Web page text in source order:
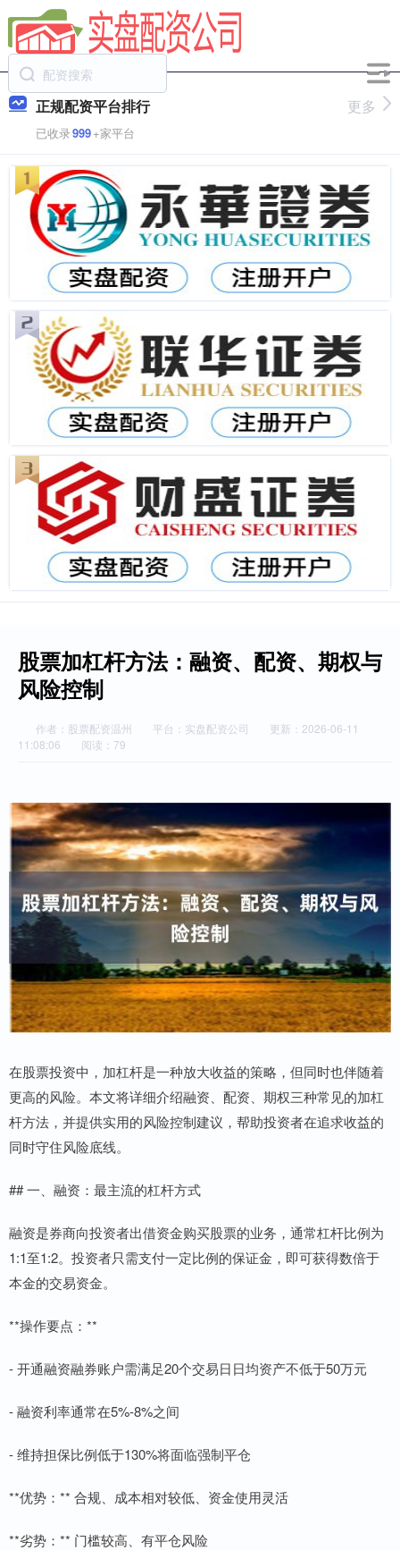
正规配资平台排行
已收录999+家平台
更多
股票加杠杆方法：融资、配资、期权与
风险控制
作者：股票配资温州 平台：实盘配资公司
更新：2026-06-11
11:08:06
阅读：79
在股票投资中，加杠杆是一种放大收益的策略，但同时也伴随着
更高的风险。本文将详细介绍融资、配资、期权三种常见的加杠
杆方法，并提供实用的风险控制建议，帮助投资者在追求收益的
同时守住风险底线。
## 一、融资：最主流的杠杆方式
融资是券商向投资者出借资金购买股票的业务，通常杠杆比例为
1:1至1:2。投资者只需支付一定比例的保证金，即可获得数倍于
本金的交易资金。
**操作要点：**
- 开通融资融券账户需满足20个交易日日均资产不低于50万元
- 融资利率通常在5%-8%之间
- 维持担保比例低于130%将面临强制平仓
**优势：** 合规、成本相对较低、资金使用灵活
**劣势：** 门槛较高、有平仓风险